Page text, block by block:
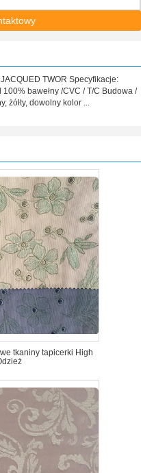
TWOR Specyfikacje:
100% bawełny /CVC / T/C Budowa /
żółty, dowolny kolor ...
tkaniny tapicerki High